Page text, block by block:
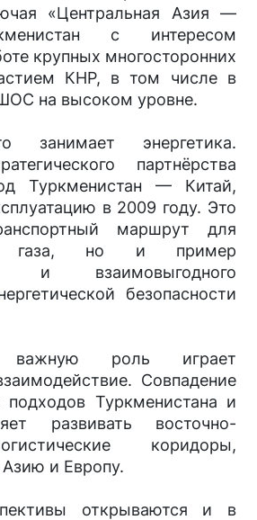
«Центральная Азия —
с интересом
крупных многосторонних
КНР, в том числе в
на высоком уровне.
занимает энергетика.
партнёрства
Туркменистан — Китай,
в 2009 году. Это
маршрут для
газа, но и пример
и взаимовыгодного
безопасности
роль играет
Совпадение
подходов Туркменистана и
развивать восточно-
коридоры,
и Европу.
открываются и в